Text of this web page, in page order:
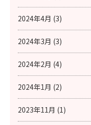
2024年4月 (3)
2024年3月 (3)
2024年2月 (4)
2024年1月 (2)
2023年11月 (1)